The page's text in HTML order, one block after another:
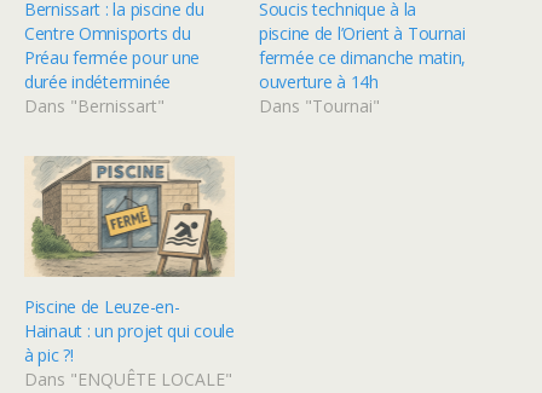
Bernissart : la piscine du
Centre Omnisports du
Préau fermée pour une
durée indéterminée
Dans "Bernissart"
Soucis technique à la
piscine de l’Orient à Tournai
fermée ce dimanche matin,
ouverture à 14h
Dans "Tournai"
Piscine de Leuze-en-
Hainaut : un projet qui coule
à pic ?!
Dans "ENQUÊTE LOCALE"